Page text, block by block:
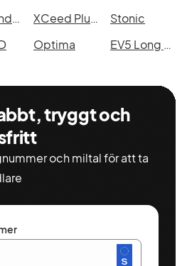
EV2 Standard Range XCeed Plug-in Hybrid
Stonic
Optima EV5 Long Range
tryggt och
och miltal för att ta